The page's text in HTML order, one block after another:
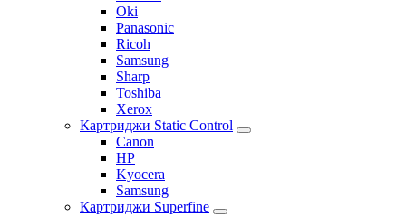
Oki
Panasonic
Ricoh
Samsung
Sharp
Toshiba
Xerox
Картриджи Static Control
Canon
HP
Kyocera
Samsung
Картриджи Superfine